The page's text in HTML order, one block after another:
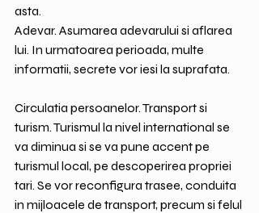
asta.
Adevar. Asumarea adevarului si aflarea
lui. In urmatoarea perioada, multe
informatii, secrete vor iesi la suprafata.
Circulatia persoanelor. Transport si
turism. Turismul la nivel international se
va diminua si se va pune accent pe
turismul local, pe descoperirea propriei
tari. Se vor reconfigura trasee, conduita
in mijloacele de transport, precum si felul